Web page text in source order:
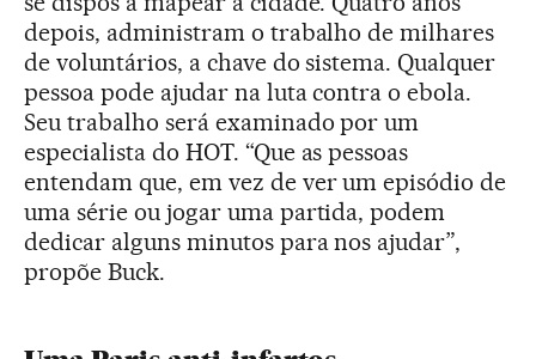
depois, administram o trabalho de milhares
de voluntários, a chave do sistema. Qualquer
pessoa pode ajudar na luta contra o ebola.
Seu trabalho será examinado por um
especialista do HOT. “Que as pessoas
entendam que, em vez de ver um episódio de
uma série ou jogar uma partida, podem
dedicar alguns minutos para nos ajudar”,
propõe Buck.